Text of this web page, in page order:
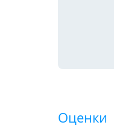
Оценки